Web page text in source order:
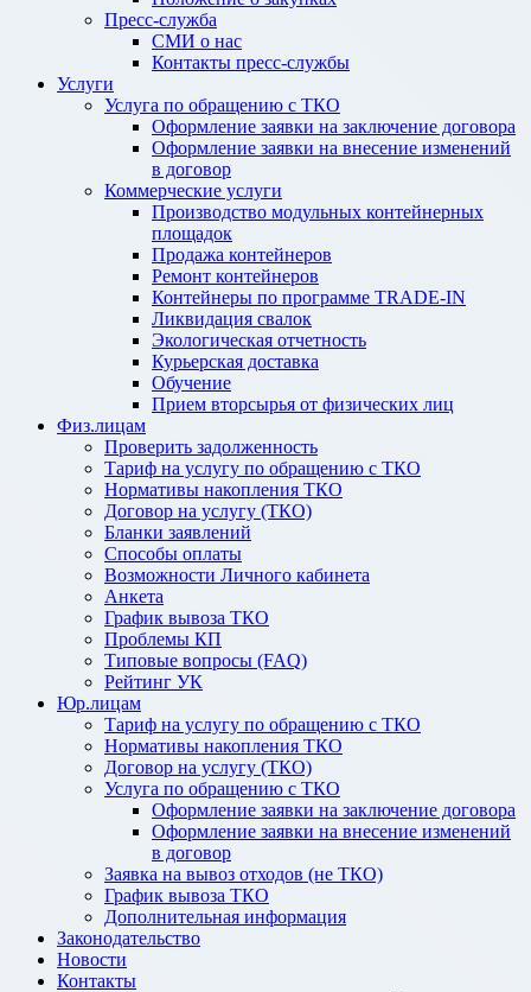
Пресс-служба
СМИ о нас
Контакты пресс-службы
Услуги
Услуга по обращению с ТКО
Оформление заявки на заключение договора
Оформление заявки на внесение изменений
в договор
Коммерческие услуги
Производство модульных контейнерных
площадок
Продажа контейнеров
Ремонт контейнеров
Контейнеры по программе TRADE-IN
Ликвидация свалок
Экологическая отчетность
Курьерская доставка
Обучение
Прием вторсырья от физических лиц
Физ.лицам
Проверить задолженность
Тариф на услугу по обращению с ТКО
Нормативы накопления ТКО
Договор на услугу (ТКО)
Бланки заявлений
Способы оплаты
Возможности Личного кабинета
Анкета
График вывоза ТКО
Проблемы КП
Типовые вопросы (FAQ)
Рейтинг УК
Юр.лицам
Тариф на услугу по обращению с ТКО
Нормативы накопления ТКО
Договор на услугу (ТКО)
Услуга по обращению с ТКО
Оформление заявки на заключение договора
Оформление заявки на внесение изменений
в договор
Заявка на вывоз отходов (не ТКО)
График вывоза ТКО
Дополнительная информация
Законодательство
Новости
Контакты